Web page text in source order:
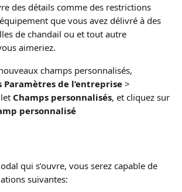
des détails comme des restrictions
que vous avez délivré à des
de chandail ou et tout autre
aimeriez.
champs personnalisés,
Paramètres de l’entreprise >
Champs personnalisés, et cliquez sur
personnalisé
qui s’ouvre, vous serez capable de
suivantes: